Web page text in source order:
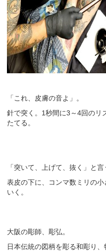
「これ、皮膚の音よ」。
針で突く。1秒間に3～4回のリ
たてる。
「突いて、上げて、抜く」と言
表皮の下に、コンマ数ミリの
いく。
大阪の彫師、彫弘。
日本伝統の図柄を彫る和彫り